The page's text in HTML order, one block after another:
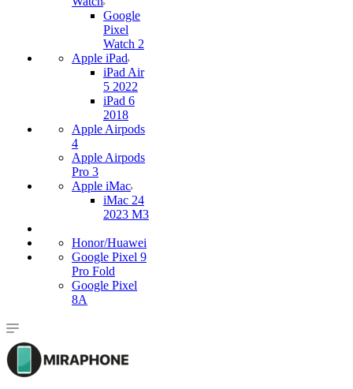
Google
Pixel
Watch 2
Apple iPad
iPad Air
5 2022
iPad 6
2018
Apple Airpods
4
Apple Airpods
Pro 3
Apple iMac
iMac 24
2023 M3
Honor/Huawei
Google Pixel 9
Pro Fold
Google Pixel
8A